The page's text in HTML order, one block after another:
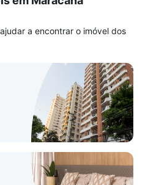
a encontrar o imóvel dos